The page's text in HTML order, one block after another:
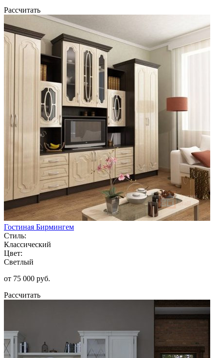
Рассчитать
Гостиная Бирмингем
Стиль:
Классический
Цвет:
Светлый
от 75 000 руб.
Рассчитать